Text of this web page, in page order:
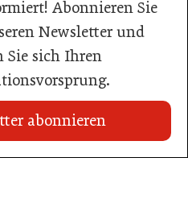
Abonnieren Sie
Newsletter und
Sie sich Ihren
abonnieren
Tourismus-Idee